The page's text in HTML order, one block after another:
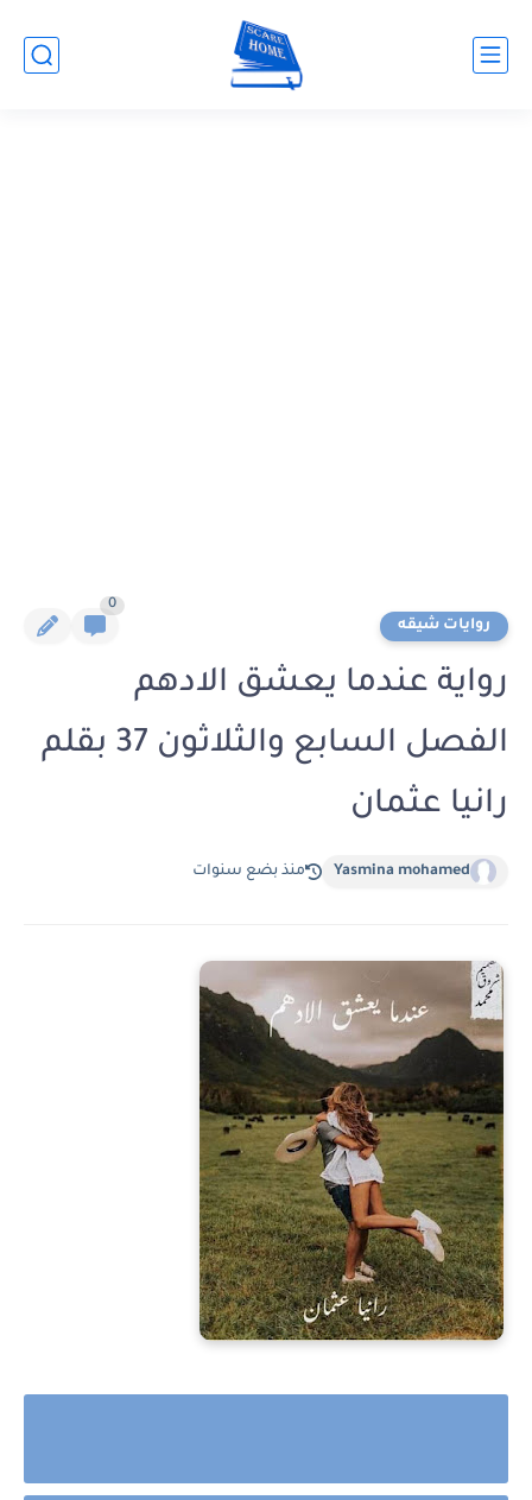
روايات شيقه
0
رواية عندما يعشق الادهم
الفصل السابع والثلاثون 37 بقلم
رانيا عثمان
Yasmina mohamed منذ بضع سنوات